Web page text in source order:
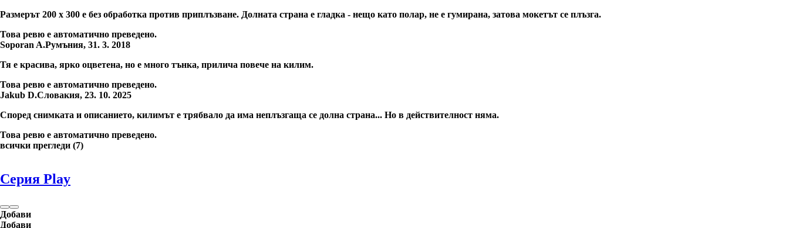
Размерът 200 х 300 е без обработка против приплъзване. Долната страна е гладка - нещо като полар, не е гумирана, затова мокетът се плъзга.
Това ревю е автоматично преведено.
Soporan A.Румъния, 31. 3. 2018
Тя е красива, ярко оцветена, но е много тънка, прилича повече на килим.
Това ревю е автоматично преведено.
Jakub D.Словакия, 23. 10. 2025
Според снимката и описанието, килимът е трябвало да има неплъзгаща се долна страна... Но в действителност няма.
Това ревю е автоматично преведено.
всички прегледи (7)
Серия Play
Добави
Добави